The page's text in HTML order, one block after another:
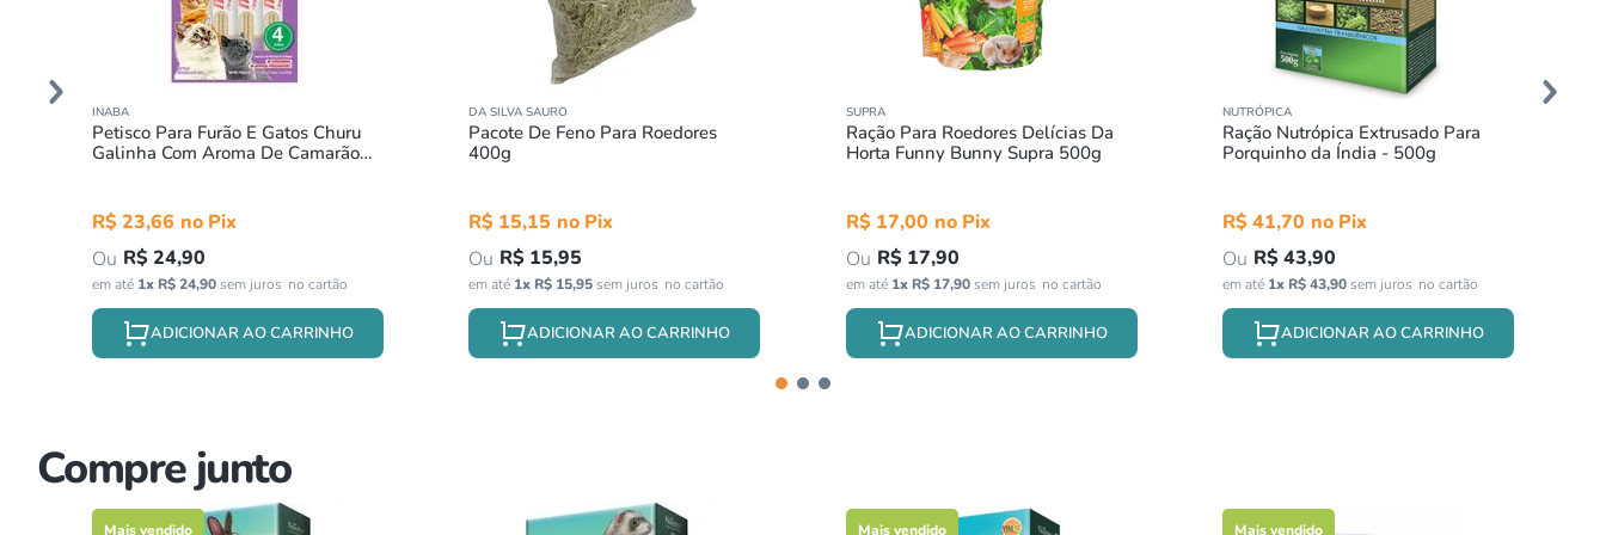
INABA
Petisco Para Furão E Gatos Churu
Galinha Com Aroma De Camarão
R$23,66
R$24,90
em até 1x R$ 24,90sem juros
ADICIONAR AO CARRINHO
DA SILVA SAURO
Pacote De Feno Para Roedores
400g
R$ 15,15
R$ 15,95
em até 1x R$ 15,95sem juros
ADICIONAR AO CARRINHO
SUPRA
Ração Para Roedores Delícias Da
Horta Funny Bunny Supra 500g
R$ 17,00
R$ 17,90
em até 1x R$ 17,90sem juros
ADICIONAR AO CARRINHO
NUTRÓPICA
Ração Nutrópica Extrusado Para
Porquinho da Índia - 500g
R$41,70
R$43,90
em até 1x R$43,90sem juros
ADICIONAR AO CARRINHO
Compre junto
Mais vendido Mais vendido Mais vendido